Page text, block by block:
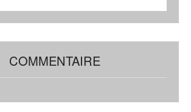
COMMENTAIRE